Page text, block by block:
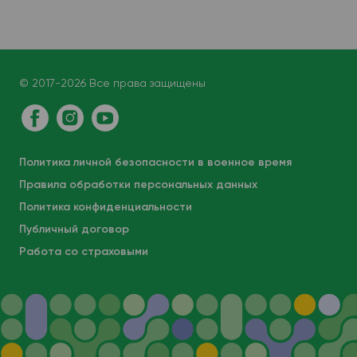
© 2017-2026 Все права защищены
Политика личной безопасности в военное время
Правила обработки персональных данных
Политика конфиденциальности
Публичный договор
Работа со страховыми